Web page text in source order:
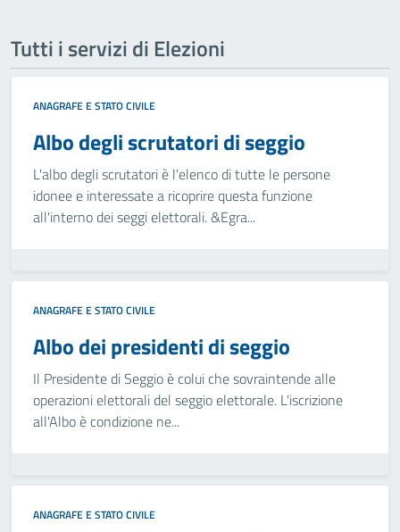
Tutti i servizi di Elezioni
ANAGRAFE E STATO CIVILE
Albo degli scrutatori di seggio
L'albo degli scrutatori è l'elenco di tutte le persone
idonee e interessate a ricoprire questa funzione
all'interno dei seggi elettorali. &Egra...
ANAGRAFE E STATO CIVILE
Albo dei presidenti di seggio
Il Presidente di Seggio è colui che sovraintende alle
operazioni elettorali del seggio elettorale. L'iscrizione
all'Albo è condizione ne...
ANAGRAFE E STATO CIVILE